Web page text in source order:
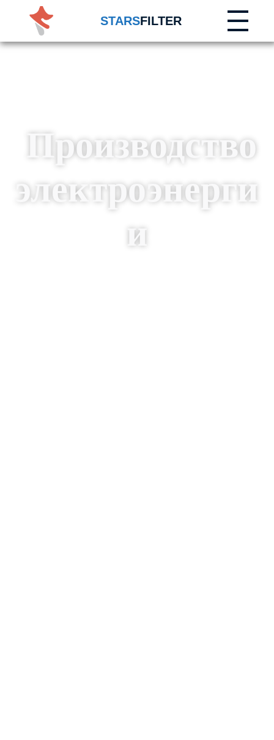
STARSFILTER
Производство
электроэнерги
и